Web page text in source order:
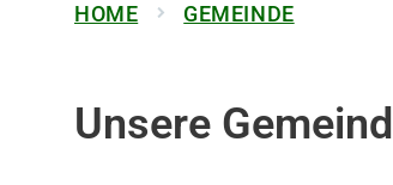
HOME GEMEINDE
Unsere